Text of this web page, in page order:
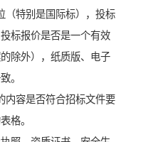
（特别是国际标），投标
标报价是否是一个有效
除外），纸质版、电子
。
内容是否符合招标文件要
格。